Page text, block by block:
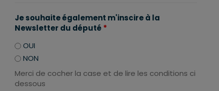
Je souhaite également m'inscire à la
Newsletter du député *
OUI
NON
Merci de cocher la case et de lire les conditions ci
dessous